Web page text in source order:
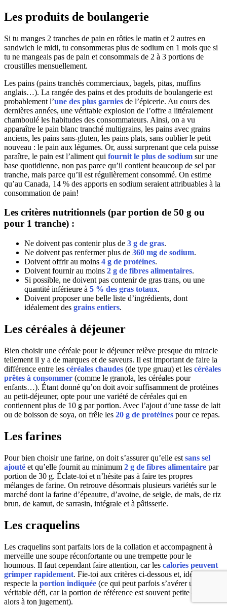
Les produits de boulangerie
Si tu manges 2 tranches de pain en rôties le matin et 2 autres en
sandwich le midi, tu consommeras plus de sodium en 1 mois que si
tu ne mangeais pas de pain et consommais de 2 à 3 portions de
croustilles mensuellement.
Les pains (pains tranchés commerciaux, bagels, pitas, muffins
anglais…). La rangée des pains et des produits de boulangerie est
probablement l’une des plus garnies de l’épicerie. Au cours des
dernières années, une véritable explosion de l’offre a littéralement
chamboulé les habitudes des consommateurs. Ainsi, on a vu
apparaître le pain blanc tranché multigrains, les pains avec grains
anciens, les pains sans-gluten, les pains plats, sans oublier le petit
nouveau : le pain aux légumes. Or, aussi surprenant que cela puisse
paraître, le pain est l’aliment qui fournit le plus de sodium sur une
base quotidienne, non pas parce qu’il contient beaucoup de sel par
tranche, mais parce qu’il est régulièrement consommé. On estime
qu’au Canada, 14 % des apports en sodium seraient attribuables à la
consommation de pain!
Les critères nutritionnels (par portion de 50 g ou
pour 1 tranche) :
Ne doivent pas contenir plus de 3 g de gras.
Ne doivent pas renfermer plus de 360 mg de sodium.
Doivent offrir au moins 4 g de protéines.
Doivent fournir au moins 2 g de fibres alimentaires.
Si possible, ne doivent pas contenir de gras trans, ou une
quantité inférieure à 5 % des gras totaux.
Doivent proposer une belle liste d’ingrédients, dont
idéalement des grains entiers.
Les céréales à déjeuner
Bien choisir une céréale pour le déjeuner relève presque du miracle
tellement il y a de marques et de saveurs. Il est important de faire la
différence entre les céréales chaudes (de type gruau) et les céréales
prêtes à consommer (comme le granola, les céréales pour
enfants…). Étant donné qu’on doit avoir suffisamment de protéines
au petit-déjeuner, opte pour une variété de céréales qui en
contiennent plus de 10 g par portion. Avec l’ajout d’une tasse de lait
ou de boisson de soya, on frêle les 20 g de protéines pour ce repas.
Les farines
Pour bien choisir une farine, on doit s’assurer qu’elle est sans sel
ajouté et qu’elle fournit au minimum 2 g de fibres alimentaire par
portion de 30 g. Éclate-toi et n’hésite pas à faire tes propres
mélanges de farine. On retrouve désormais plusieurs variétés sur le
marché dont la farine d’épeautre, d’avoine, de seigle, de maïs, de riz
brun, de kamut, de sarrasin, intégrale et à pâtisserie.
Les craquelins
Les craquelins sont parfaits lors de la collation et accompagnent à
merveille une soupe réconfortante ou une trempette pour le
houmous. Il faut cependant faire attention, car les calories peuvent
grimper rapidement. Fie-toi aux critères ci-dessous et, idéalement,
respecte la portion indiquée (ce qui peut parfois s’avérer un
véritable défi, car la portion de référence est souvent petite – fie-toi
alors à ton jugement).